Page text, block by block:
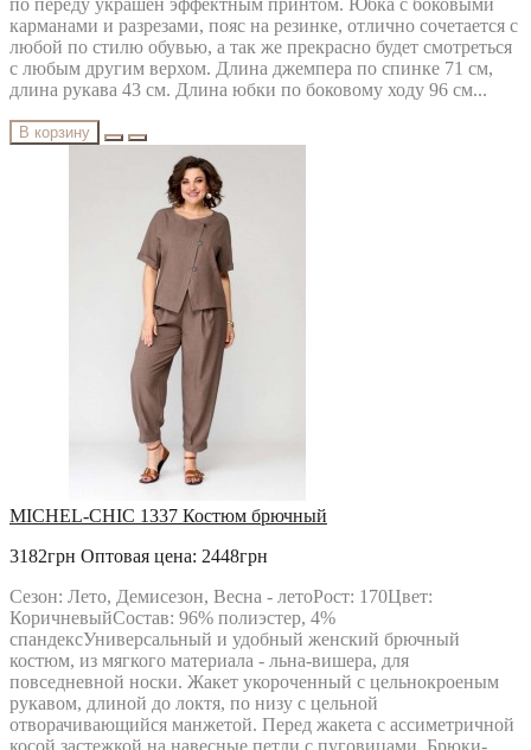
по переду украшен эффектным принтом. Юбка с боковыми
карманами и разрезами, пояс на резинке, отлично сочетается с
любой по стилю обувью, а так же прекрасно будет смотреться
с любым другим верхом. Длина джемпера по спинке 71 см,
длина рукава 43 см. Длина юбки по боковому ходу 96 см...
В корзину
MICHEL-CHIC 1337 Костюм брючный
3182грн Оптовая цена: 2448грн
Сезон: Лето, Демисезон, Весна - летоРост: 170Цвет:
КоричневыйСостав: 96% полиэстер, 4%
спандексУниверсальный и удобный женский брючный
костюм, из мягкого материала - льна-вишера, для
повседневной носки. Жакет укороченный с цельнокроеным
рукавом, длиной до локтя, по низу с цельной
отворачивающийся манжетой. Перед жакета с ассиметричной
косой застежкой на навесные петли с пуговицами. Брюки-